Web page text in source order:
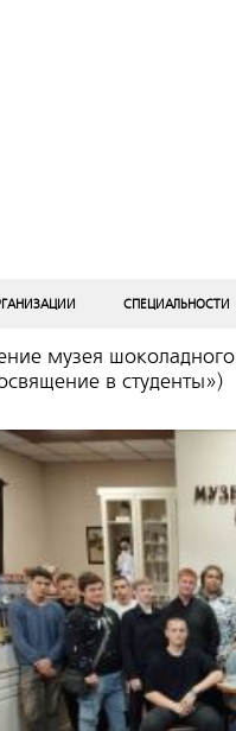
СПЕЦИАЛЬНОСТИ
музея шоколадного
в студенты»)